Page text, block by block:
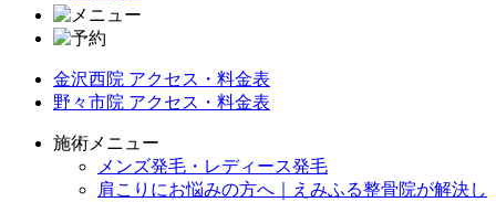
金沢西院 アクセス・料金表
野々市院 アクセス・料金表
施術メニュー
メンズ発毛・レディース発毛
肩こりにお悩みの方へ｜えみふる整骨院が解決し